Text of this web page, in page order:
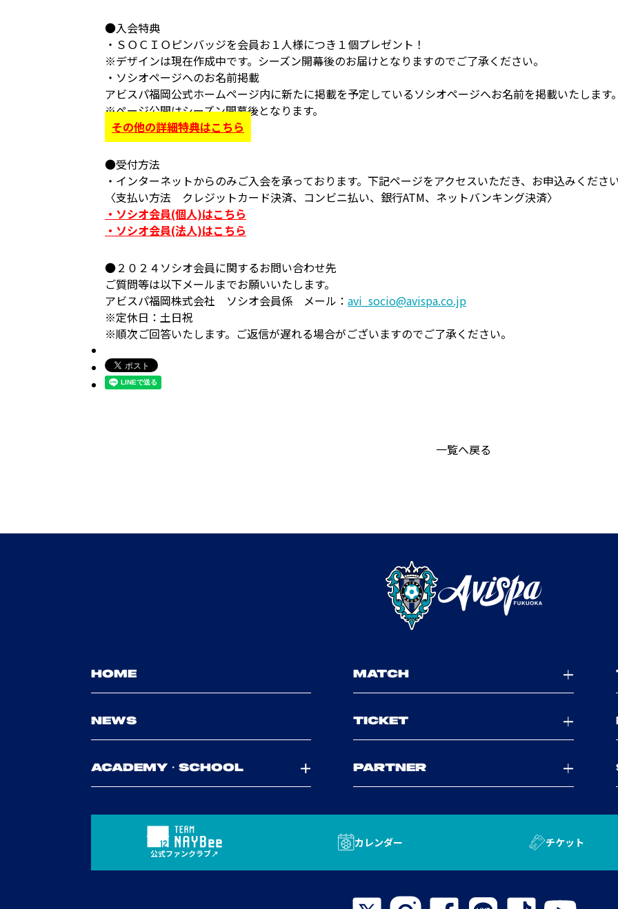
●入会特典
・ＳＯＣＩＯピンバッジを会員お１人様につき１個プレゼント！
※デザインは現在作成中です。シーズン開幕後のお届けとなりますのでご了承ください。
・ソシオページへのお名前掲載
アビスパ福岡公式ホームページ内に新たに掲載を予定しているソシオページへお名前を掲載いたします
※ページ公開はシーズン開幕後となります。
その他の詳細特典はこちら
●受付方法
・インターネットからのみご入会を承っております。下記ページをアクセスいただき、お申込みください
〈支払い方法 クレジットカード決済、コンビニ払い、銀行ATM、ネットバンキング決済〉
・ソシオ会員(個人)はこちら
・ソシオ会員(法人)はこちら
●２０２４ソシオ会員に関するお問い合わせ先
ご質問等は以下メールまでお願いいたします。
アビスパ福岡株式会社 ソシオ会員係 メール： avi_socio@avispa.co.jp
※定休日：土日祝
※順次ご回答いたします。ご返信が遅れる場合がございますのでご了承ください。
一覧へ戻る
HOME MATCH
NEWS TICKET
ACADEMY・SCHOOL PARTNER
公式ファンクラブ
カレンダー チケット